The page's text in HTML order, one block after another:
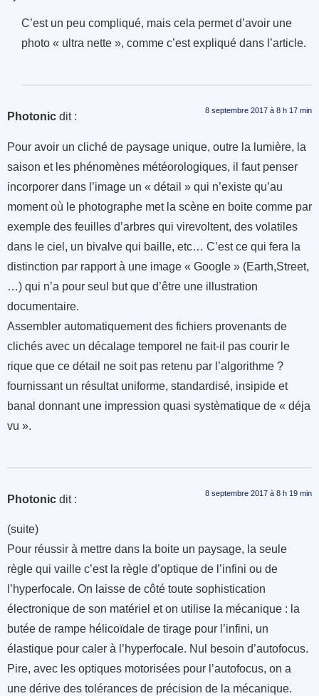
C’est un peu compliqué, mais cela permet d’avoir une
photo « ultra nette », comme c’est expliqué dans l’article.
Photonic dit : 8 septembre 2017 à 8 h 17 min
Pour avoir un cliché de paysage unique, outre la lumière, la
saison et les phénomènes météorologiques, il faut penser
incorporer dans l’image un « détail » qui n’existe qu’au
moment où le photographe met la scène en boite comme par
exemple des feuilles d’arbres qui virevoltent, des volatiles
dans le ciel, un bivalve qui baille, etc… C’est ce qui fera la
distinction par rapport à une image « Google » (Earth,Street,
…) qui n’a pour seul but que d’être une illustration
documentaire.
Assembler automatiquement des fichiers provenants de
clichés avec un décalage temporel ne fait-il pas courir le
rique que ce détail ne soit pas retenu par l’algorithme ?
fournissant un résultat uniforme, standardisé, insipide et
banal donnant une impression quasi systèmatique de « déja
vu ».
Photonic dit : 8 septembre 2017 à 8 h 19 min
(suite)
Pour réussir à mettre dans la boite un paysage, la seule
règle qui vaille c’est la règle d’optique de l’infini ou de
l’hyperfocale. On laisse de côté toute sophistication
électronique de son matériel et on utilise la mécanique : la
butée de rampe hélicoïdale de tirage pour l’infini, un
élastique pour caler à l’hyperfocale. Nul besoin d’autofocus.
Pire, avec les optiques motorisées pour l’autofocus, on a
une dérive des tolérances de précision de la mécanique.